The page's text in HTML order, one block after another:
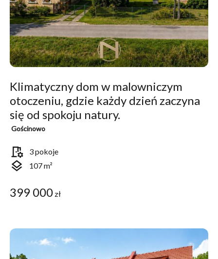
Klimatyczny dom w malowniczym
otoczeniu, gdzie każdy dzień zaczyna
się od spokoju natury.
Gościnowo
room_preferences 3 pokoje
layers 107 m²
399 000 zł